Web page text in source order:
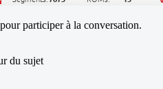
pour participer à la conversation.
du sujet